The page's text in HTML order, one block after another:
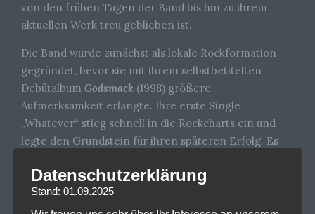
von den frühen Tagen der Band bis hin zu ihrem
aktuellen Werk treu geblieben ist.
Die Band wurde zunächst als lokale Rockformation
gegründet, bevor sie mit ihrem selbstbetitelten
Debütalbum Godsmack (1998) größere
Aufmerksamkeit erlangte. Ihre erste Single
„Whatever“ stieg schnell in die Rockcharts ein und
legte den Grundstein für ihren späteren Erfolg. Es
mit denen sie auch international große Erfolge
feierten und zahlreiche Gold- und Platin-
Auszeichnungen erhielten sowie auch Grammy-
Datenschutzerklärung
Stand: 01.09.2025